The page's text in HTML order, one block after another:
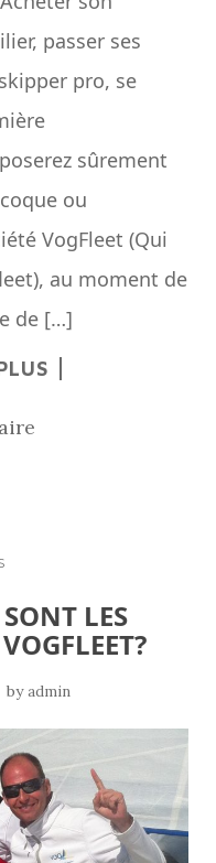
passer ses
pro, se
sûrement
ou
VogFleet (Qui
au moment de
de […]
LES
byadmin